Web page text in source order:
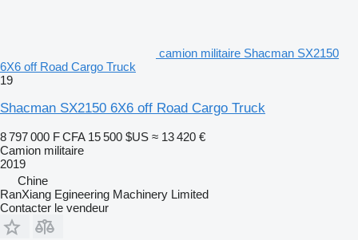
camion militaire Shacman SX2150
6X6 off Road Cargo Truck
19
Shacman SX2150 6X6 off Road Cargo Truck
8 797 000 F CFA 15 500 $US ≈ 13 420 €
Camion militaire
2019
Chine
RanXiang Egineering Machinery Limited
Contacter le vendeur